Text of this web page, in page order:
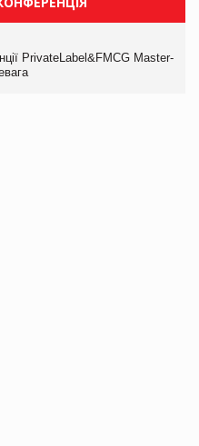
PrivateLabel&FMCG Master-